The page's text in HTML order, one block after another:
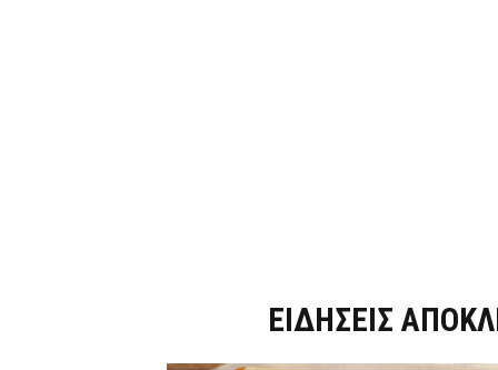
ΕΙΔΗΣΕΙΣ